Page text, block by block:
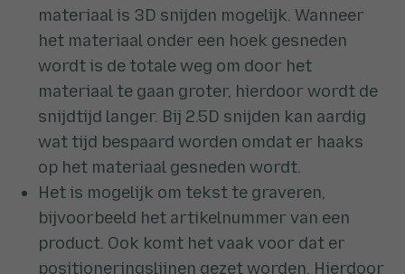
materiaal is 3D snijden mogelijk. Wanneer
het materiaal onder een hoek gesneden
wordt is de totale weg om door het
materiaal te gaan groter, hierdoor wordt de
snijdtijd langer. Bij 2.5D snijden kan aardig
wat tijd bespaard worden omdat er haaks
op het materiaal gesneden wordt.
Het is mogelijk om tekst te graveren,
bijvoorbeeld het artikelnummer van een
product. Ook komt het vaak voor dat er
positioneringslijnen gezet worden. Hierdoor